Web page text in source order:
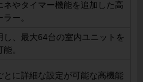
ネやタイマー機能を追加した高
ー。
し、最大64台の室内ユニットを
。
とに詳細な設定が可能な高機能